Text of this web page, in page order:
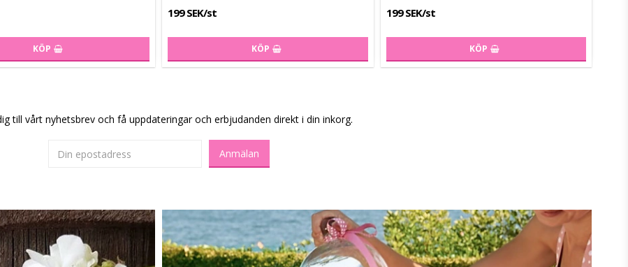
KÖP
199 SEK/st
KÖP
199 SEK/st
KÖP
till vårt nyhetsbrev och få uppdateringar och erbjudanden direkt i din inkorg.
Anmälan